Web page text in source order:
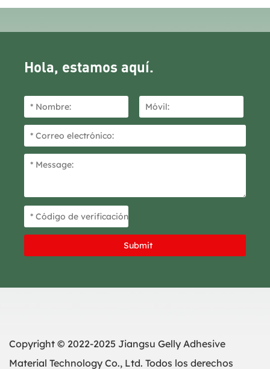
Hola, estamos aquí.
Copyright © 2022-2025 Jiangsu Gelly Adhesive
Material Technology Co., Ltd. Todos los derechos